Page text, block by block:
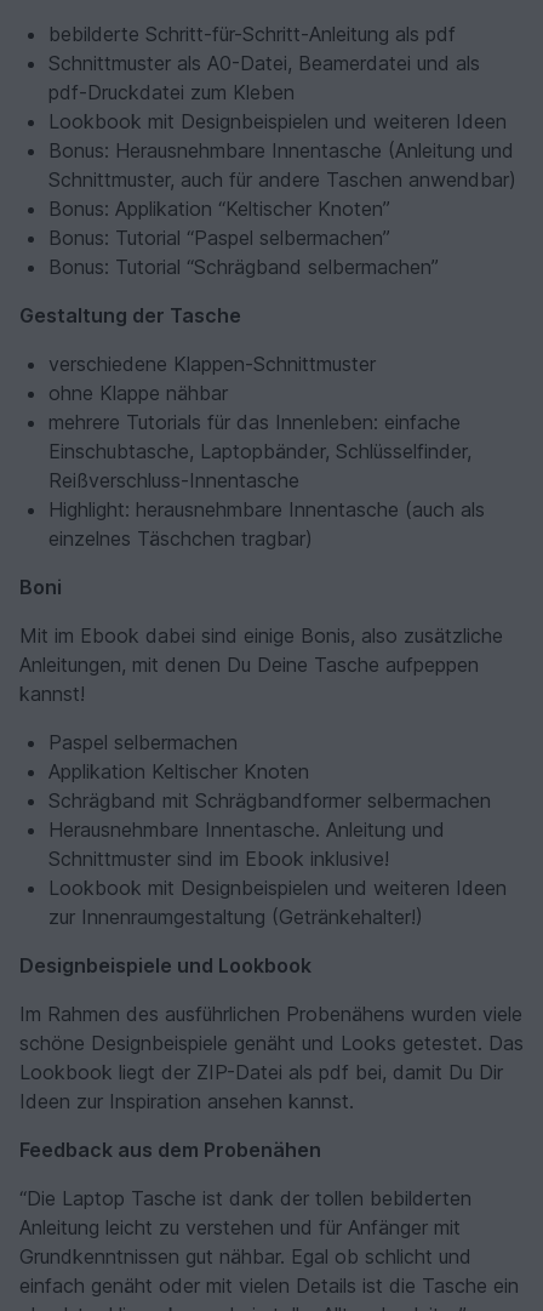
bebilderte Schritt-für-Schritt-Anleitung als pdf
Schnittmuster als A0-Datei, Beamerdatei und als
pdf-Druckdatei zum Kleben
Lookbook mit Designbeispielen und weiteren Ideen
Bonus: Herausnehmbare Innentasche (Anleitung und
Schnittmuster, auch für andere Taschen anwendbar)
Bonus: Applikation “Keltischer Knoten”
Bonus: Tutorial “Paspel selbermachen”
Bonus: Tutorial “Schrägband selbermachen”
Gestaltung der Tasche
verschiedene Klappen-Schnittmuster
ohne Klappe nähbar
mehrere Tutorials für das Innenleben: einfache
Einschubtasche, Laptopbänder, Schlüsselfinder,
Reißverschluss-Innentasche
Highlight: herausnehmbare Innentasche (auch als
einzelnes Täschchen tragbar)
Boni
Mit im Ebook dabei sind einige Bonis, also zusätzliche
Anleitungen, mit denen Du Deine Tasche aufpeppen
kannst!
Paspel selbermachen
Applikation Keltischer Knoten
Schrägband mit Schrägbandformer selbermachen
Herausnehmbare Innentasche. Anleitung und
Schnittmuster sind im Ebook inklusive!
Lookbook mit Designbeispielen und weiteren Ideen
zur Innenraumgestaltung (Getränkehalter!)
Designbeispiele und Lookbook
Im Rahmen des ausführlichen Probenähens wurden viele
schöne Designbeispiele genäht und Looks getestet. Das
Lookbook liegt der ZIP-Datei als pdf bei, damit Du Dir
Ideen zur Inspiration ansehen kannst.
Feedback aus dem Probenähen
“Die Laptop Tasche ist dank der tollen bebilderten
Anleitung leicht zu verstehen und für Anfänger mit
Grundkenntnissen gut nähbar. Egal ob schlicht und
einfach genäht oder mit vielen Details ist die Tasche ein